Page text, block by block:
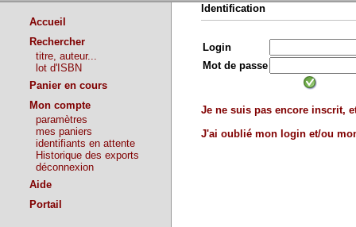
Accueil
Rechercher
titre, auteur...
lot d'ISBN
Panier en cours
Mon compte
paramètres
mes paniers
identifiants en attente
Historique des exports
déconnexion
Aide
Portail
Identification
Login
Mot de passe
Je ne suis pas encore inscrit,
J'ai oublié mon login et/ou